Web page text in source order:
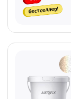
бестселлер!